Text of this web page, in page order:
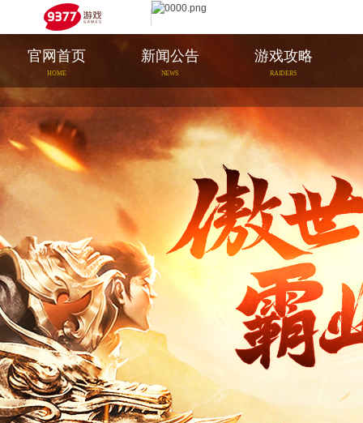
官网首页
HOME
新闻公告
NEWS
游戏攻略
RAIDERS